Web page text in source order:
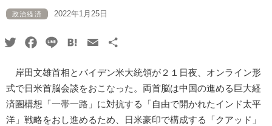
政治経済 2022年1月25日
TwitterFacebook
Line HatenaEmail
岸田文雄首相とバイデン米大統領が２１日夜、オンライン形
式で日米首脳会談をおこなった。両首脳は中国の進める巨大経
済圏構想「一帯一路」に対抗する「自由で開かれたインド太平
洋」戦略をおし進めるため、日米豪印で構成する「クアッド」